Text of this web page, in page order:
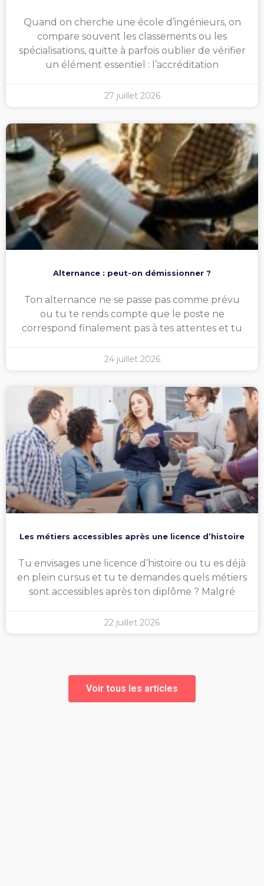
Quand on cherche une école d’ingénieurs, on
compare souvent les classements ou les
spécialisations, quitte à parfois oublier de vérifier
un élément essentiel : l’accréditation
27 juillet 2026
Alternance : peut-on démissionner ?
Ton alternance ne se passe pas comme prévu
ou tu te rends compte que le poste ne
correspond finalement pas à tes attentes et tu
24 juillet 2026
Les métiers accessibles après une licence d’histoire
Tu envisages une licence d’histoire ou tu es déjà
en plein cursus et tu te demandes quels métiers
sont accessibles après ton diplôme ? Malgré
22 juillet 2026
Voir tous les articles